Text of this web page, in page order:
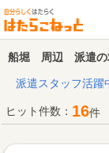
船堀 周辺 派遣の
派遣スタッフ活躍
ヒット件数： 16件